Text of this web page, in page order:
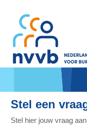
Stel een
Stel hier jouw vraag